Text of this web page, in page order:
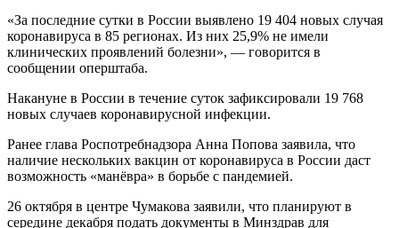
«За последние сутки в России выявлено 19 404 новых случая
коронавируса в 85 регионах. Из них 25,9% не имели
клинических проявлений болезни», — говорится в
сообщении оперштаба.
Накануне в России в течение суток зафиксировали 19 768
новых случаев коронавирусной инфекции.
Ранее глава Роспотребнадзора Анна Попова заявила, что
наличие нескольких вакцин от коронавируса в России даст
возможность «манёвра» в борьбе с пандемией.
26 октября в центре Чумакова заявили, что планируют в
середине декабря подать документы в Минздрав для